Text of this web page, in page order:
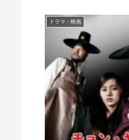
ドラマ・映画